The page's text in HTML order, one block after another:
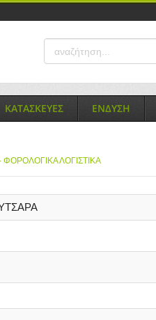
ΚΑΤΑΣΚΕΥΕΣ ΕΝΔΥΣΗ
ΛΟΓΙΣΤΙΚΑ